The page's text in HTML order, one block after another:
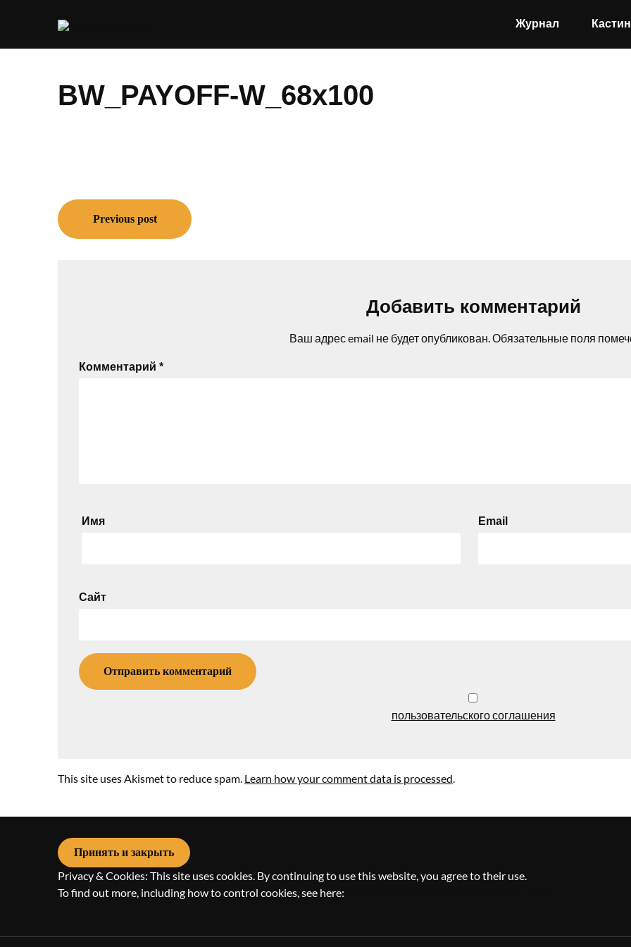
Журнал
BW_PAYOFF-W_68x100
Навигация
по
Previous post
Добавить комментарий
Ваш адрес email не будет опубликован.Обязательные поля
Комментарий *
Имя Email
Сайт
пользовательского соглашения
This site uses Akismet to reduce spam. Learn how your comment data is processed.
Privacy & Cookies: This site uses cookies. By continuing to use this website, you agree to their use.
To find out more, including how to control cookies, see here: